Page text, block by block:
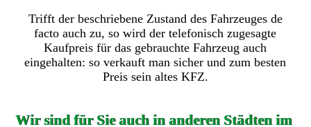
Trifft der beschriebene Zustand des Fahrzeuges de
facto auch zu, so wird der telefonisch zugesagte
Kaufpreis für das gebrauchte Fahrzeug auch
eingehalten: so verkauft man sicher und zum besten
Preis sein altes KFZ.
Wir sind für Sie auch in anderen Städten im